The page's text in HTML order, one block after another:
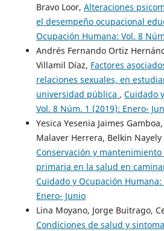
Bravo Loor, Alteraciones
el desempeño ocupacional
Ocupación Humana: Vol. 8
Andrés Fernando Ortiz
Villamil Díaz, Factores
relaciones sexuales, en
universidad pública , Cuidado
Vol. 8 Núm. 1 (2019): Enero-
Yesica Yesenia Jaimes
Malaver Herrera, Belkin Nayely
Conservación y
primaria en la salud en
Cuidado y Ocupación Humana:
Enero- Junio
Lina Moyano, Jorge Buitrago,
Condiciones de salud y